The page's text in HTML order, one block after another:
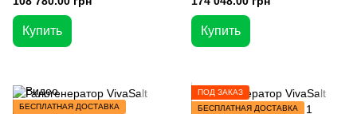
Купить Купить
БЕСПЛАТНАЯ ДОСТАВКА
ПОД ЗАКАЗ
БЕСПЛАТНАЯ ДОСТАВКА